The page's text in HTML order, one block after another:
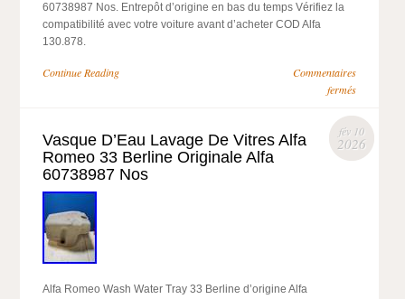
60738987 Nos. Entrepôt d’origine en bas du temps Vérifiez la
compatibilité avec votre voiture avant d’acheter COD Alfa
130.878.
Continue Reading
Commentaires
fermés
fév 10
2026
Vasque D’Eau Lavage De Vitres Alfa
Romeo 33 Berline Originale Alfa
60738987 Nos
Alfa Romeo Wash Water Tray 33 Berline d’origine Alfa